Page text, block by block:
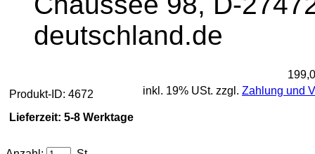
deutschland.de
Produkt-ID: 4672
inkl. 19% USt. zzgl. Zahlung und
Lieferzeit: 5-8 Werktage